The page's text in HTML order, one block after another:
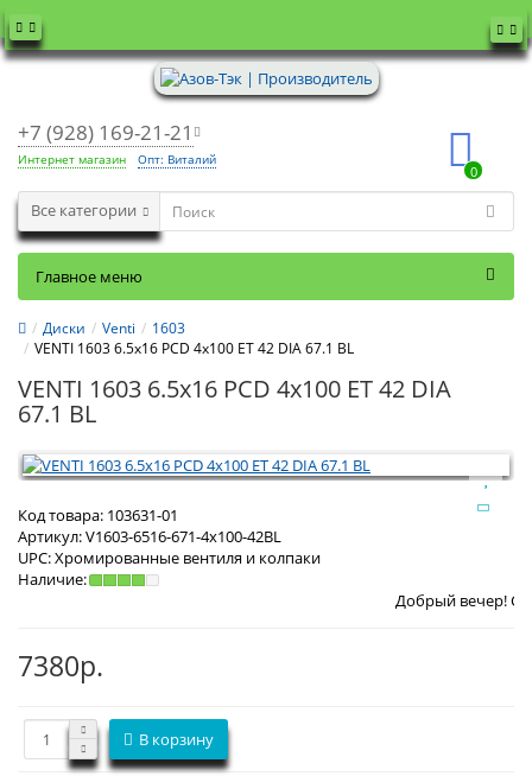
+7 (928) 169-21-21
Интернет магазин Опт: Виталий
0
Все категории
Главное меню
Диски Venti
1603
VENTI 1603 6.5x16 PCD 4x100 ET 42 DIA 67.1 BL
VENTI 1603 6.5x16 PCD 4x100 ET 42 DIA
67.1 BL
Код товара: 103631-01
Артикул:V1603-6516-671-4x100-42BL
UPC:Хромированные вентиля и колпаки
Наличие:
Добрый вечер! Сегодня
7380р.
В корзину